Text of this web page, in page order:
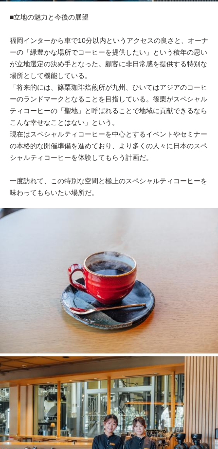
■立地の魅力と今後の展望
福岡インターから車で10分以内というアクセスの良さと、オーナ
ーの「緑豊かな場所でコーヒーを提供したい」という積年の思い
が立地選定の決め手となった。顧客に非日常感を提供する特別な
場所として機能している。
「将来的には、篠栗珈琲焙煎所が九州、ひいてはアジアのコーヒ
ーのランドマークとなることを目指している。篠栗がスペシャル
ティコーヒーの「聖地」と呼ばれることで地域に貢献できるなら
こんな幸せなことはない」という。
現在はスペシャルティコーヒーを中心とするイベントやセミナー
の本格的な開催準備を進めており、より多くの人々に日本のスペ
シャルティコーヒーを体験してもらう計画だ。
一度訪れて、この特別な空間と極上のスペシャルティコーヒーを
味わってもらいたい場所だ。